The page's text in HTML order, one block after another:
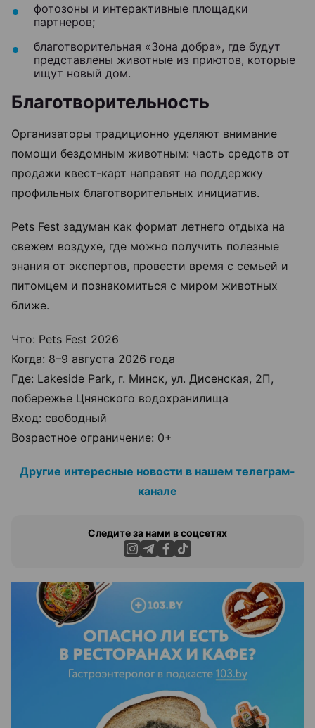
фотозоны и интерактивные площадки
партнеров;
благотворительная «Зона добра», где будут
представлены животные из приютов, которые
ищут новый дом.
Благотворительность
Организаторы традиционно уделяют внимание
помощи бездомным животным: часть средств от
продажи квест-карт направят на поддержку
профильных благотворительных инициатив.
Pets Fest задуман как формат летнего отдыха на
свежем воздухе, где можно получить полезные
знания от экспертов, провести время с семьей и
питомцем и познакомиться с миром животных
ближе.
Что: Pets Fest 2026
Когда: 8–9 августа 2026 года
Где: Lakeside Park, г. Минск, ул. Дисенская, 2П,
побережье Цнянского водохранилища
Вход: свободный
Возрастное ограничение: 0+
Другие интересные новости в нашем телеграм-
канале
Следите за нами в соцсетях
ЭФФЕКТИВНАЯ РЕКЛАМА НА САЙТЕ